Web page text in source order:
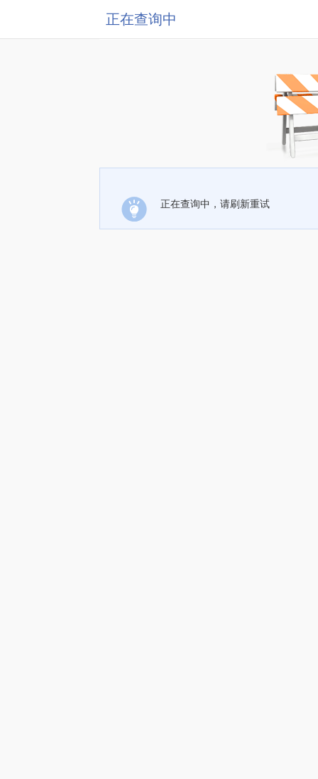
正在查询中
正在查询中，请刷新重试